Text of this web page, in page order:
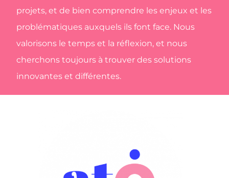
projets, et de bien comprendre les enjeux et les
problématiques auxquels ils font face. Nous
valorisons le temps et la réflexion, et nous
cherchons toujours à trouver des solutions
innovantes et différentes.